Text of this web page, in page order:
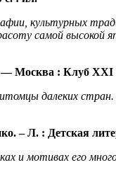
культурных
самой высокой
—Москва : Клуб XXI
далеких
–Л. : Детская
и мотивах его